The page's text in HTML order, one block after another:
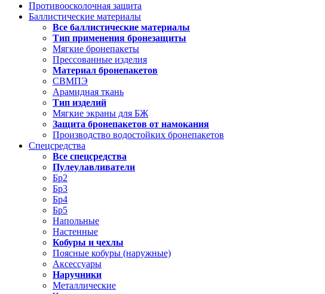
Противоосколочная защита
Баллистические материалы
Все баллистические материалы
Тип применения бронезащиты
Мягкие бронепакеты
Прессованные изделия
Материал бронепакетов
СВМПЭ
Арамидная ткань
Тип изделий
Мягкие экраны для БЖ
Защита бронепакетов от намокания
Производство водостойких бронепакетов
Спецсредства
Все спецсредства
Пулеулавливатели
Бр2
Бр3
Бр4
Бр5
Напольные
Настенные
Кобуры и чехлы
Поясные кобуры (наружные)
Аксессуары
Наручники
Металлические